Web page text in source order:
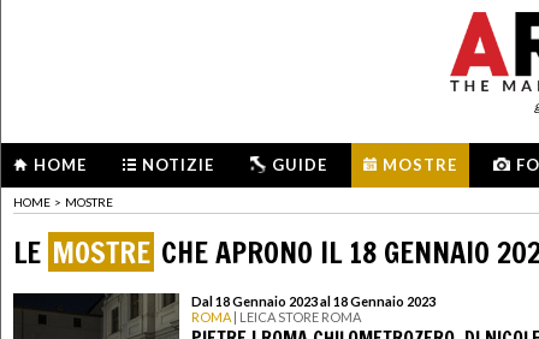
HOME NOTIZIE GUIDE MOSTRE
HOME > MOSTRE
LE MOSTRE CHE APRONO IL 18 GENNAIO
Dal 18 Gennaio 2023 al 18 Gennaio 2023
ROMA | LEICA STORE ROMA